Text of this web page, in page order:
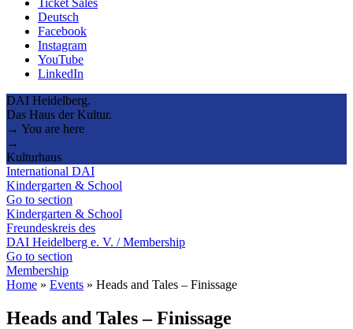
Deutsch
Facebook
Instagram
YouTube
LinkedIn
DAI Heidelberg.
Das Haus der Kultur.
→ You are here
→
Kulturhaus
International DAI
Kindergarten & School
Go to section
Kindergarten & School
Freundeskreis des
DAI Heidelberg e. V. / Membership
Go to section
Membership
Home » Events » Heads and Tales – Finissage
Heads and Tales – Finissage